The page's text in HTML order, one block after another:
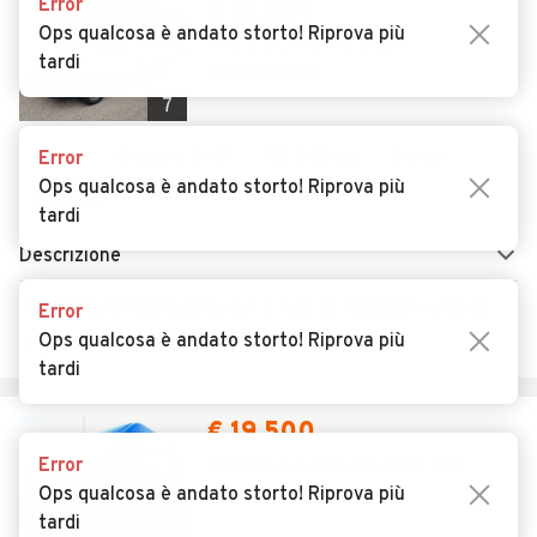
7
FIAT DUCATO 118.000 -
Usato
Manuale
Descrizione
Levico Terme (TN)
€ 19.500
Error
Ops qualcosa è andato storto! Riprova più
tardi
Error
Ops qualcosa è andato storto! Riprova più
tardi
Error
Ops qualcosa è andato storto! Riprova più
tardi
Error
Ops qualcosa è andato storto! Riprova più
tardi